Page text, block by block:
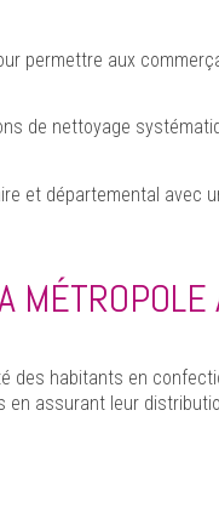
permettre aux
de nettoyage
et départemental avec
des habitants en
en assurant leur